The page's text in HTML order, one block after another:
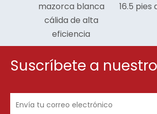
mazorca blanca
cálida de alta
eficiencia
16.5 pies
Suscríbete a